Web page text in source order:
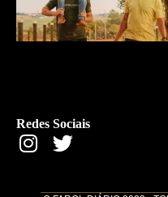
Redes Sociais